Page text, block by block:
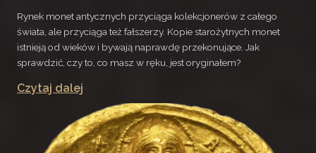
Rynek monet antycznych przyciąga kolekcjonerów z całego
świata, ale przyciąga też fałszerzy. Kopie starożytnych monet
istnieją od wieków i bywają naprawdę przekonujące. Jak
sprawdzić, czy to, co masz w ręku, jest oryginałem?
Czytaj dalej